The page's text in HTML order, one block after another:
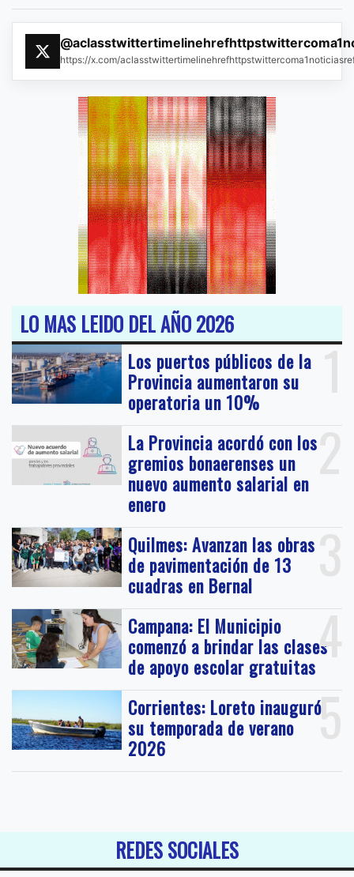
https://x.com/
LO MAS LEIDO DEL AÑO 2026
1
Los puertos públicos de la
Provincia aumentaron su
operatoria un 10%
2
La Provincia acordó con los
gremios bonaerenses un
nuevo aumento salarial en
enero
3
Quilmes: Avanzan las obras
de pavimentación de 13
cuadras en Bernal
4
Campana: El Municipio
comenzó a brindar las clases
de apoyo escolar gratuitas
5
Corrientes: Loreto inauguró
su temporada de verano
2026
REDES SOCIALES